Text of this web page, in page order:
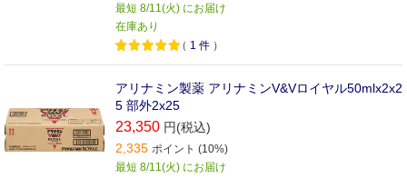
最短 8/11(火) にお届け
在庫あり
（ 1 件 ）
アリナミン製薬 アリナミンV&Vロイヤル50mlx2x2
5 部外2x25
23,350 円(税込)
2,335 ポイント (10%)
最短 8/11(火) にお届け